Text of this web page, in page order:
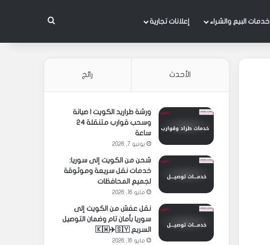
خدمات البيع والشراء إعلانات تجارية بحث عن
الأحدث رائج
ورشة طراريد الكويت | صيانة
وسحب قوارب متنقلة 24
ساعة
يونيو 7, 2026
شحن من الكويت إلى سوريا:
خدمات نقل سريعة وموثوقة
لجميع المحافظات
مايو 16, 2026
نقل عفش من الكويت إلى
سوريا بأمان تام وضمان التوصيل
السريع 🇰🇼✈️🇸🇾
مايو 16, 2026